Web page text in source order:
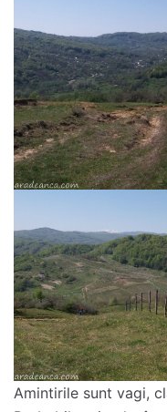
Amintirile sunt vagi,